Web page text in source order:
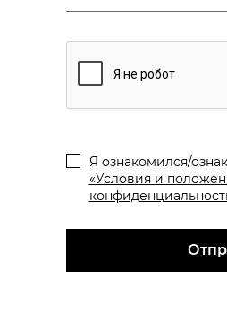
Я ознакомился/
«Условия и